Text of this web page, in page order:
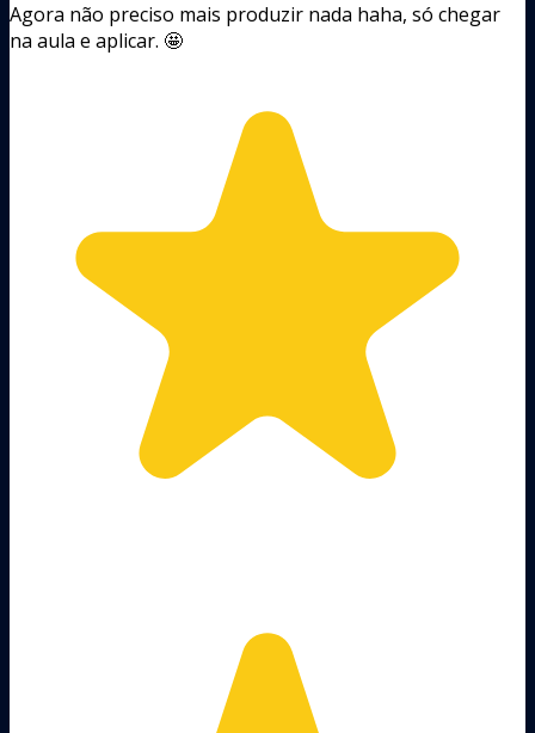
Agora não preciso mais produzir nada haha, só chegar
na aula e aplicar. 🤩